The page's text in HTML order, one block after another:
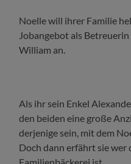
Noelle will ihrer Familie
Jobangebot als
William an.
Als ihr sein Enkel
den beiden eine große
derjenige sein, mit dem
Doch dann erfährt sie wer